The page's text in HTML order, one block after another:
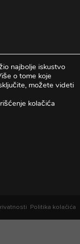
Politika kolačića
najbolje iskustvo
o tome koje
možete videti
kolačića